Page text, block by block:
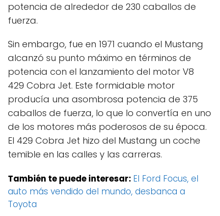
potencia de alrededor de 230 caballos de
fuerza.
Sin embargo, fue en 1971 cuando el Mustang
alcanzó su punto máximo en términos de
potencia con el lanzamiento del motor V8
429 Cobra Jet. Este formidable motor
producía una asombrosa potencia de 375
caballos de fuerza, lo que lo convertía en uno
de los motores más poderosos de su época.
El 429 Cobra Jet hizo del Mustang un coche
temible en las calles y las carreras.
También te puede interesar: El Ford Focus, el
auto más vendido del mundo, desbanca a
Toyota